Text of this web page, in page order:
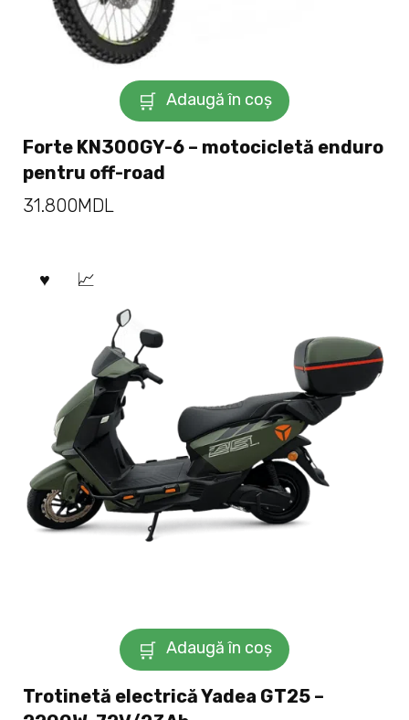
Adaugă în coș
Forte KN300GY-6 – motocicletă enduro
pentru off-road
31.800MDL
Adaugă în coș
Trotinetă electrică Yadea GT25 –